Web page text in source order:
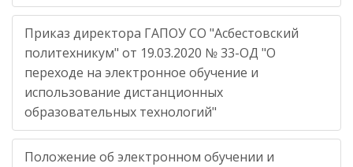
Приказ директора ГАПОУ СО "Асбестовский
политехникум" от 19.03.2020 № 33-ОД "О
переходе на электронное обучение и
использование дистанционных
образовательных технологий"
Положение об электронном обучении и